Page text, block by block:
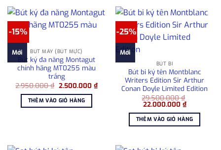
-15%
Mới BÚT MÁY (BÚT MỰC)
Bút ký đa năng Montagut
chính hãng MT0255 màu
trắng
2.950.000₫ Giá
là:
2.950.000 ₫.
2.500.000 ₫Giá
hiện
2.500.000 ₫.
THÊM VÀO GIỎ HÀNG
-25%
Mới
BÚT BI
Bút bi ký tên Montblanc
Writers Edition Sir Arthur
Conan Doyle Limited Edition
29.500.000₫
Giá
là:
29.500.000 ₫.
22.000.000 ₫Giá
hiện
tại
là:
THÊM VÀO GIỎ HÀNG